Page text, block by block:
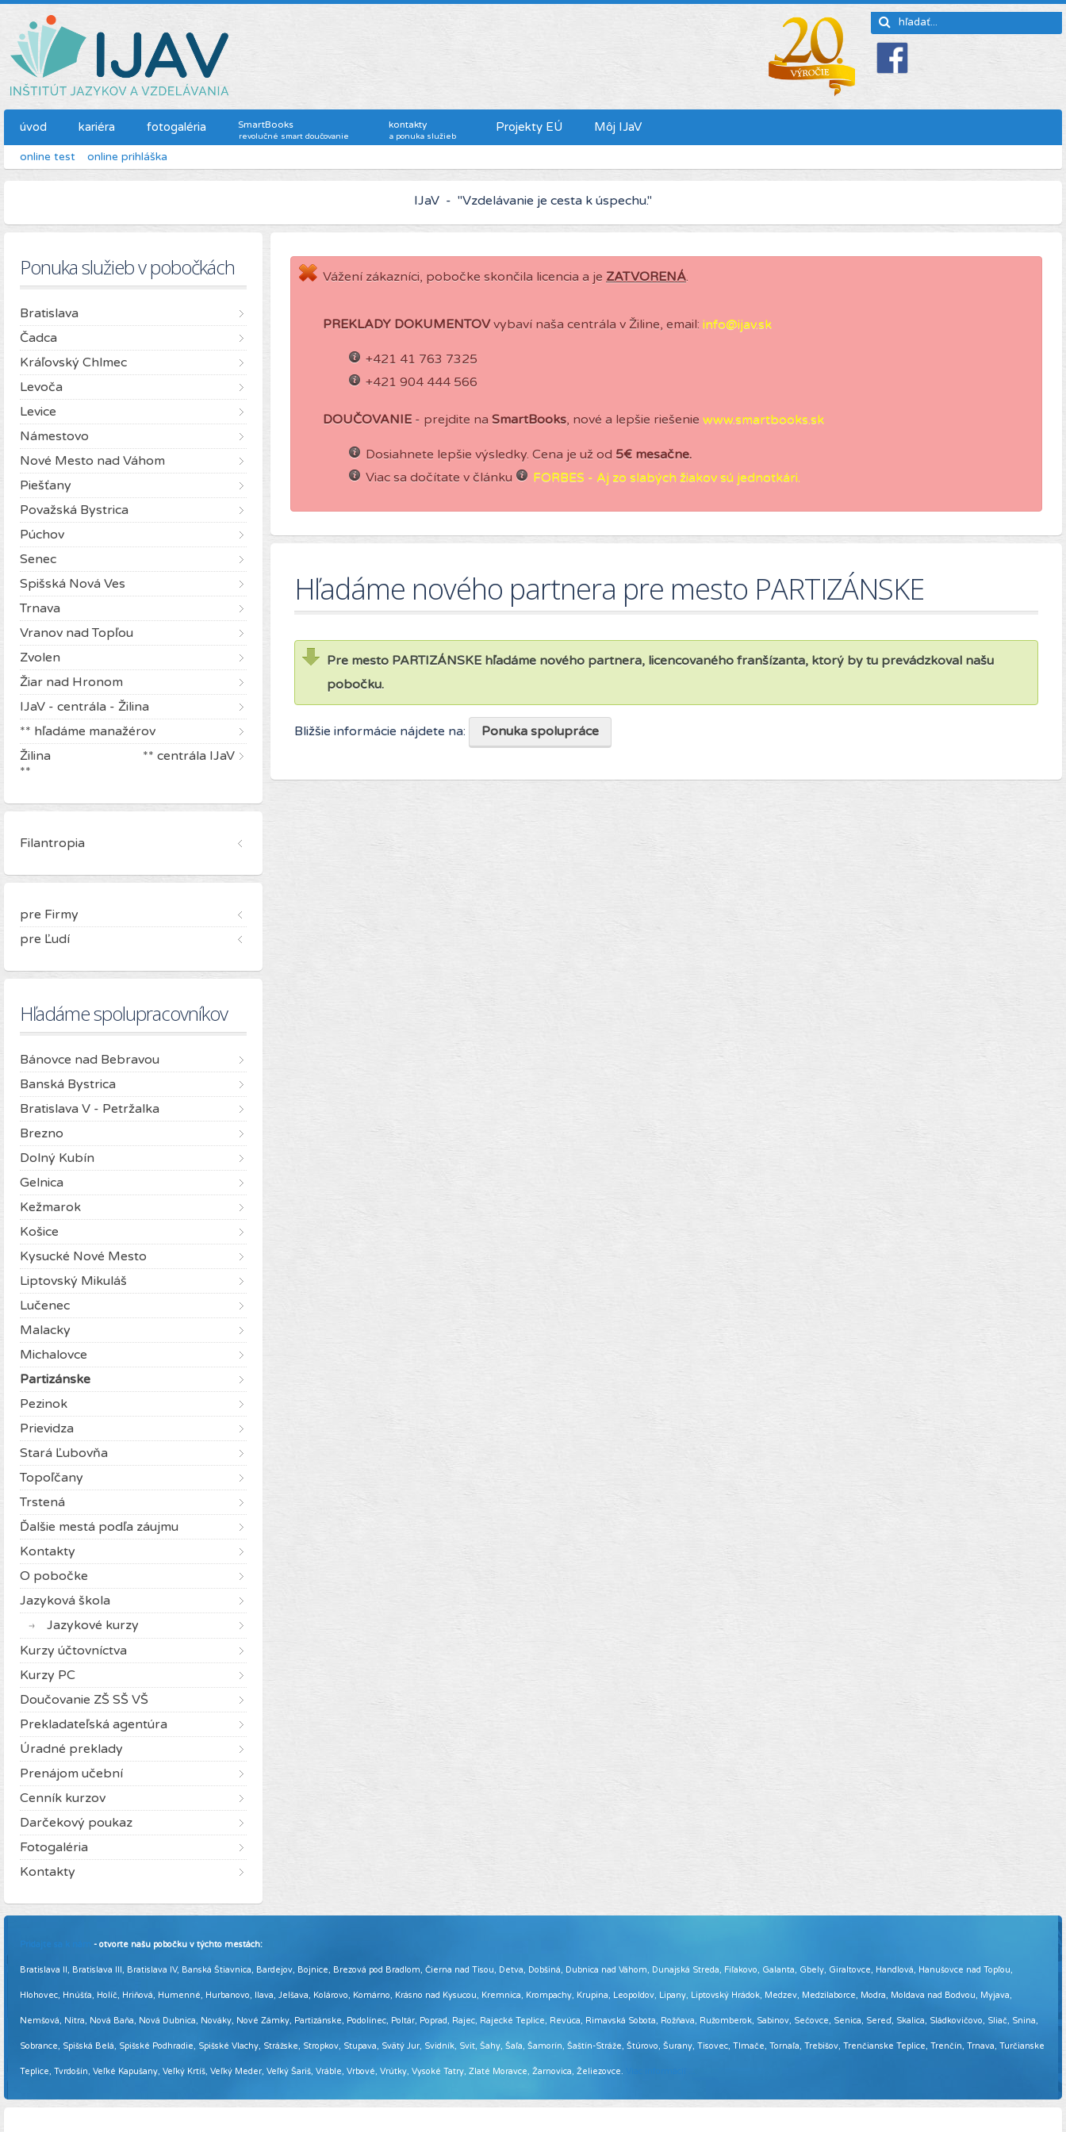
úvod kariéra fotogaléria SmartBooks
revolučné smart doučovanie
kontakty
a ponuka služieb
Projekty EÚ Môj IJaV
online test online prihláška
IJaV - "Kto chce viac zarábať, musí sa viac vzdelávať."
Vážení zákazníci, pobočke skončila licencia a je ZATVORENÁ.
PREKLADY DOKUMENTOVvybaví naša centrála v Žiline, email: info@ijav.sk
+421 41 763 7325
+421 904 444 566
DOUČOVANIE - prejdite na SmartBooks, nové a lepšie riešenie www.smartbooks.sk
Dosiahnete lepšie výsledky. Cena je už od 5€ mesačne.
Viac sa dočítate v článku
FORBES - Aj zo slabých žiakov sú jednotkári.
Hľadáme nového partnera pre mesto PARTIZÁNSKE
Pre mesto PARTIZÁNSKE hľadáme nového partnera, licencovaného franšízanta, ktorý by tu prevádzkoval našu
pobočku.
Bližšie informácie nájdete na: Ponuka spolupráce
Ponuka služieb v pobočkách
Bratislava
Čadca
Kráľovský Chlmec
Levoča
Levice
Námestovo
Nové Mesto nad Váhom
Piešťany
Považská Bystrica
Púchov
Senec
Spišská Nová Ves
Trnava
Vranov nad Topľou
Zvolen
Žiar nad Hronom
IJaV - centrála - Žilina
** hľadáme manažérov
Žilina ** centrála IJaV
**
Filantropia
pre Firmy
pre Ľudí
Hľadáme spolupracovníkov
Bánovce nad Bebravou
Banská Bystrica
Bratislava V - Petržalka
Brezno
Dolný Kubín
Gelnica
Kežmarok
Košice
Kysucké Nové Mesto
Liptovský Mikuláš
Lučenec
Malacky
Michalovce
Partizánske
Pezinok
Prievidza
Stará Ľubovňa
Topoľčany
Trstená
Ďalšie mestá podľa záujmu
Kontakty
O pobočke
Jazyková škola
Jazykové kurzy
Kurzy účtovníctva
Kurzy PC
Doučovanie ZŠ SŠ VŠ
Prekladateľská agentúra
Úradné preklady
Prenájom učební
Cenník kurzov
Darčekový poukaz
Fotogaléria
Kontakty
Pridajte sa k nám - otvorte našu pobočku v týchto mestách:
Bratislava II, Bratislava III, Bratislava IV, Banská Štiavnica, Bardejov, Bojnice, Brezová pod Bradlom, Čierna nad Tisou, Detva, Dobšiná, Dubnica nad Váhom, Dunajská Streda, Fiľakovo, Galanta, Gbely, Giraltovce, Handlová, Hanušovce nad Topľou,
Hlohovec, Hnúšťa, Holíč, Hriňová, Humenné, Hurbanovo, Ilava, Jelšava, Kolárovo, Komárno, Krásno nad Kysucou, Kremnica, Krompachy, Krupina, Leopoldov, Lipany, Liptovský Hrádok, Medzev, Medzilaborce, Modra, Moldava nad Bodvou, Myjava,
Nemšová, Nitra, Nová Baňa, Nová Dubnica, Nováky, Nové Zámky, Partizánske, Podolínec, Poltár, Poprad, Rajec, Rajecké Teplice, Revúca, Rimavská Sobota, Rožňava, Ružomberok, Sabinov, Sečovce, Senica, Sereď, Skalica, Sládkovičovo, Sliač, Snina,
Sobrance, Spišská Belá, Spišské Podhradie, Spišské Vlachy, Strážske, Stropkov, Stupava, Svätý Jur, Svidník, Svit, Šahy, Šaľa, Šamorín, Šaštín-Stráže, Štúrovo, Šurany, Tisovec, Tlmače, Tornaľa, Trebišov, Trenčianske Teplice, Trenčín, Trnava, Turčianske
Teplice, Tvrdošín, Veľké Kapušany, Veľký Krtíš, Veľký Meder, Veľký Šariš, Vráble, Vrbové, Vrútky, Vysoké Tatry, Zlaté Moravce, Žarnovica, Želiezovce.